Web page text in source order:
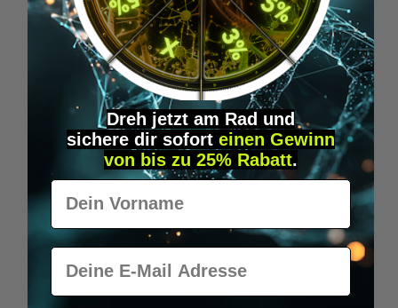
Wilka RFID KeyFobs
19,95 €*
Produktgalerie überspringen
Similar Items
Dreh jetzt am Rad und
sichere dir sofort einen Gewinn
von bis zu 25% Rabatt.
Vorname
E-Mail